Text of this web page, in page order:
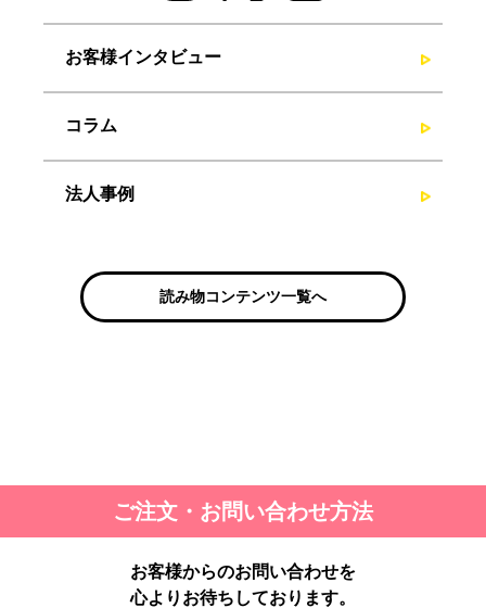
お客様インタビュー
コラム
法人事例
読み物コンテンツ一覧へ
ご注文・お問い合わせ方法
お客様からのお問い合わせを
心よりお待ちしております。